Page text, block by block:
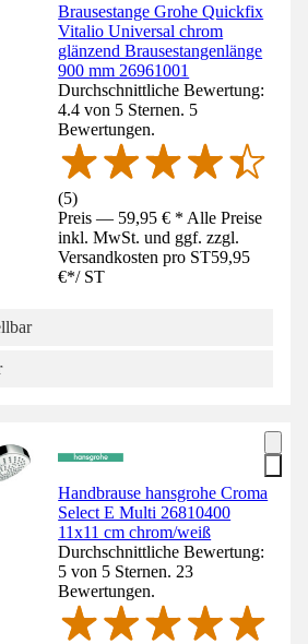
Brausestange Grohe Quickfix
Vitalio Universal chrom
glänzend Brausestangenlänge
900 mm 26961001
Durchschnittliche Bewertung:
4.4 von 5 Sternen. 5
Bewertungen.
(5)
Preis — 59,95 € * Alle Preise
inkl. MwSt. und ggf. zzgl.
Versandkosten pro ST59,95
€*/ ST
Handbrause hansgrohe Croma
Select E Multi 26810400
11x11 cm chrom/weiß
Durchschnittliche Bewertung:
5 von 5 Sternen. 23
Bewertungen.